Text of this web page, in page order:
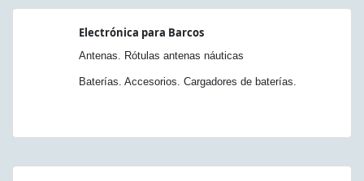
Electrónica para Barcos
Antenas. Rótulas antenas náuticas
Baterías. Accesorios. Cargadores de baterías.